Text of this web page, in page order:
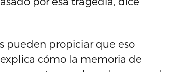
pueden propiciar que eso
cómo la memoria de